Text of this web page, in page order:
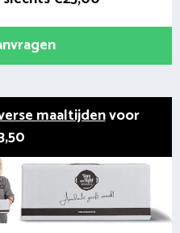
maaltijdenvoor